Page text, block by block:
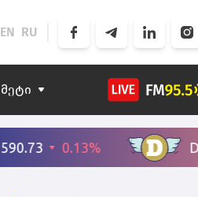
EN RU
მეტი